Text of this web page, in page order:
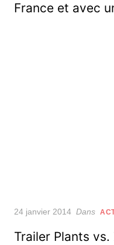
France et avec
Posted
24 janvier 2014 Dans
Trailer Plants